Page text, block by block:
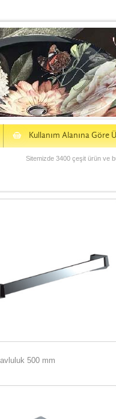
Kullanım Alanına Göre
S
Sitemizde 3400 çeşit ürün ve
500 mm